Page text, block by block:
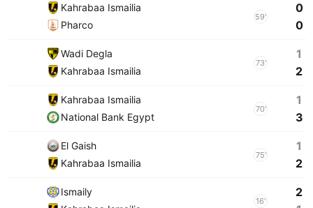
Kahrabaa Ismailia
Pharco
59'
0
0
Wadi Degla
Kahrabaa Ismailia
73'
1
2
Kahrabaa Ismailia
National Bank Egypt
70'
1
3
El Gaish
Kahrabaa Ismailia
75'
1
2
Ismaily
16'
2